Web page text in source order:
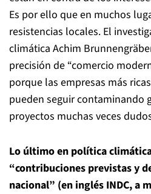
Es por ello que en muchos
resistencias locales. El
climática Achim
precisión de “comercio
porque las empresas más
pueden seguir contaminando
proyectos muchas veces
Lo último en política
“contribuciones previstas y
nacional” (en inglés INDC, a